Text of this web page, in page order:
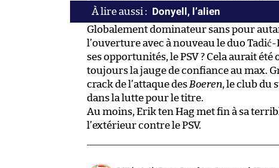
Donyell, l’alien
Globalement dominateur sans pour
l’ouverture avec à nouveau le duo
ses opportunités, le PSV ? Cela aurait
toujours la jauge de confiance au max.
crack de l’attaque des Boeren, le club du
dans la lutte pour le titre.
Au moins, Erik ten Hag met fin à sa
l’extérieur contre le PSV.